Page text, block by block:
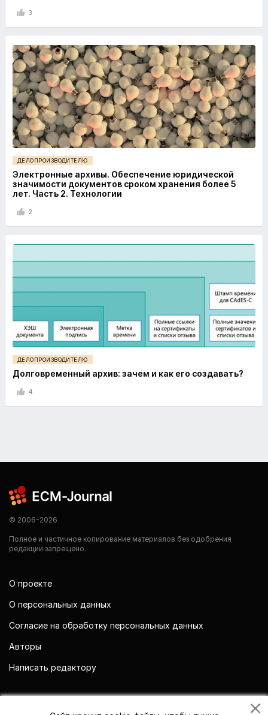
3
ДЕЛОПРОИЗВОДИТЕЛЮ
Электронные архивы. Обеспечение юридической
значимости документов сроком хранения более 5
лет. Часть 2. Технологии
2
ДЕЛОПРОИЗВОДИТЕЛЮ
Долговременный архив: зачем и как его создавать?
4
© 2006-2026
Полное и частичное копирование материалов без одобрения
редакции запрещено.
О проекте
О персональных данных
Согласие на обработку персональных данных
Авторы
Написать редактору